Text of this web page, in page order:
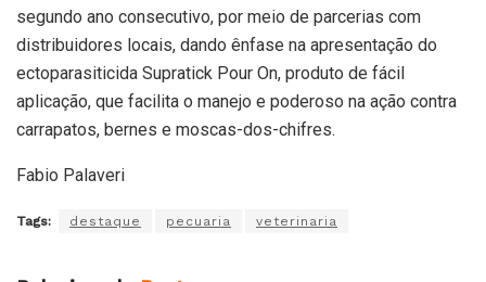
segundo ano consecutivo, por meio de parcerias com
distribuidores locais, dando ênfase na apresentação do
ectoparasiticida Supratick Pour On, produto de fácil
aplicação, que facilita o manejo e poderoso na ação contra
carrapatos, bernes e moscas-dos-chifres.
Fabio Palaveri
Tags: destaque pecuaria veterinaria